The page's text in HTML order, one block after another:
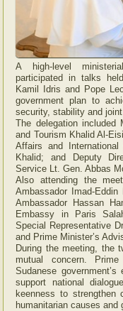
A high-level
participated in talks
Kamil Idris and Pope
government plan to
security, stability and joint
The delegation included
and Tourism Khalid Al-
Affairs and International
Khalid; and Deputy
Service Lt. Gen. Abbas
Also attending the
Ambassador Imad-
Ambassador Hassan
Embassy in Paris
Special Representative
and Prime Minister’s
During the meeting, the
mutual concern.
Sudanese
support national
keenness to strengthen
humanitarian causes and